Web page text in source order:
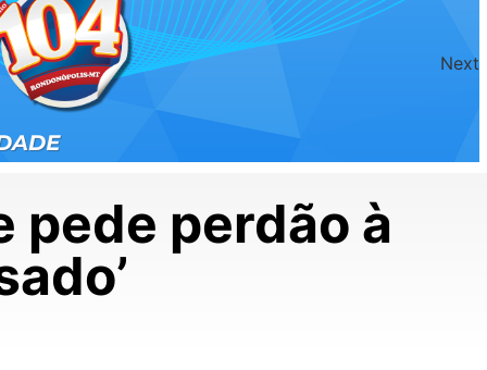
Next
pede perdão à